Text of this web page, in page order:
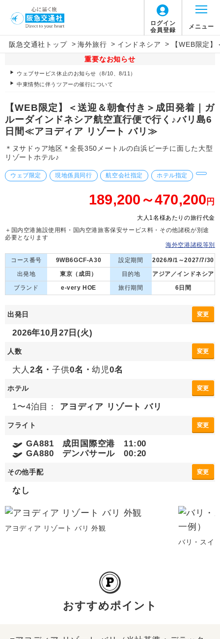
ログイン
会員登録
メニュー
阪急交通社トップ > 海外旅行 > インドネシア >
【WEB限定
重要なお知らせ
ウェブサービス休止のお知らせ（8/10、8/11）
中東情勢に伴うツアーの催行について
【WEB限定】＜送迎＆朝食付き＞成田発着｜ガ
ルーダインドネシア航空直行便で行く♪バリ島6
日間≪アヨディア リゾート バリ≫
＊ヌサドゥア地区＊全長350メートルの白浜ビーチに面した大型
リゾートホテル♪
ウェブ限定 現地係員同行 航空会社指定 ホテル指定
189,200～470,200 円
大人1名様あたりの旅行代金
＋国内空港施設使用料・国内空港旅客保安サービス料・その他諸税が別途
必要となります
海外空港諸税等別
コース番号 9WB6GCF-A30 設定期間
2026/9/1～2027/7/30
出発地
東京（成田） 目的地
アジア／インドネシア
ブランド
e-very HOE 旅行期間 6日間
出発日 変更
2026年10月27日(火)
人数 変更
大人 2名・子供0名・幼児0名
ホテル 変更
1〜4泊目： アヨディア リゾート バリ
フライト 変更
GA881 成田国際空港 11:00
GA880 デンパサール 00:20
その他手配 変更
なし
アヨディア リゾート バリ 外観
バリ・スイ
おすすめポイント